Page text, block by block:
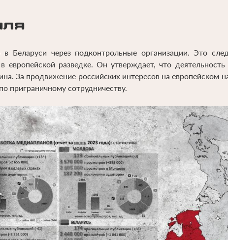
Беларуси через подконтрольные организации. Это
разведке. Он утверждает, что деятельность
За продвижение российских интересов на европейском
приграничному сотрудничеству.